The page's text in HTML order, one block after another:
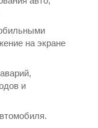
на экране
и